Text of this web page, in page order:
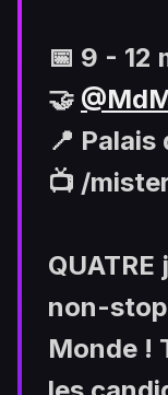
📅 9 - 12
🤝
📍
📺 /
non-
Monde !